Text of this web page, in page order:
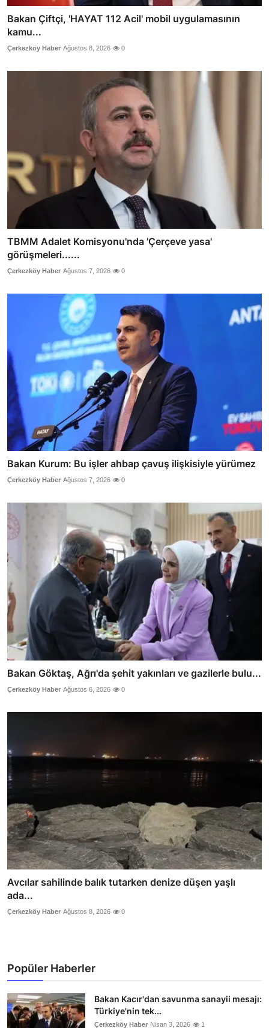
Bakan Çiftçi, 'HAYAT 112 Acil' mobil uygulamasının
kamu...
Çerkezköy Haber Ağustos 8, 2026 0
TBMM Adalet Komisyonu'nda 'Çerçeve yasa'
görüşmeleri......
Çerkezköy Haber Ağustos 7, 2026 0
Bakan Kurum: Bu işler ahbap çavuş ilişkisiyle yürümez
Çerkezköy Haber Ağustos 7, 2026 0
Bakan Göktaş, Ağrı'da şehit yakınları ve gazilerle bulu...
Çerkezköy Haber Ağustos 6, 2026 0
Avcılar sahilinde balık tutarken denize düşen yaşlı
ada...
Çerkezköy Haber Ağustos 8, 2026 0
Popüler Haberler
Bakan Kacır'dan savunma sanayii mesajı:
Türkiye'nin tek...
Çerkezköy Haber Nisan 3, 2026 1